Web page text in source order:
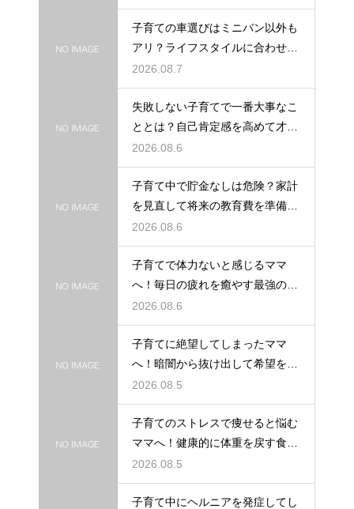
子育ての車選びはミニバン以外も
アリ？ライフスタイルに合わせた
車種紹介
2026.08.7
失敗しない子育てで一番大事なこ
ととは？自己肯定感を高めて才能
を伸ばす
2026.08.6
子育て中で貯金なしは危険？家計
を見直して将来の教育費を準備す
る方法
2026.08.6
子育てで体力ないと感じるママ
へ！毎日の疲れを癒やす最強の休
息法
2026.08.6
子育てに絶望してしまったママ
へ！暗闇から抜け出して希望を見
つける方法
2026.08.5
子育てのストレスで痩せると悩む
ママへ！健康的に体重を戻す食事
と休息法
2026.08.5
子育て中にヘルニアを発症してし